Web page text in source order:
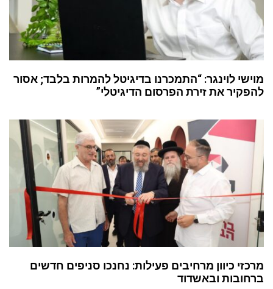
מוישי לוינגר: “התמכרנו בדיגיטל להמרות בלבד; אסור
להפקיר את זירת הפרסום הדיגיטלי”
מרכזי כיוון מרחיבים פעילות: נחנכו סניפים חדשים
ברחובות ובאשדוד